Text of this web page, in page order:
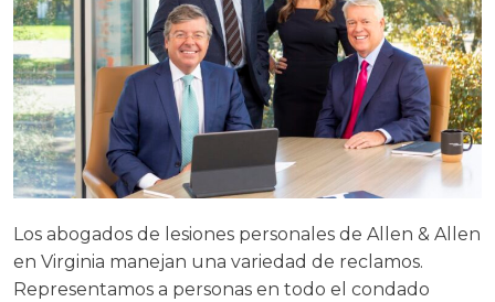
Los abogados de lesiones personales de Allen & Allen
en Virginia manejan una variedad de reclamos.
Representamos a personas en todo el condado